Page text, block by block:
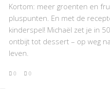
Kortom: meer groenten en
pluspunten. En met de
kinderspel! Michaël zet je in
ontbijt tot dessert – op weg
leven.
0 0